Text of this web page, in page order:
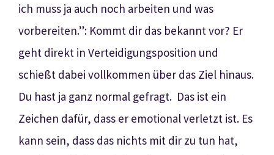
ich muss ja auch noch arbeiten und was
vorbereiten.”: Kommt dir das bekannt vor? Er
geht direkt in Verteidigungsposition und
schießt dabei vollkommen über das Ziel hinaus.
Du hast ja ganz normal gefragt. Das ist ein
Zeichen dafür, dass er emotional verletzt ist. Es
kann sein, dass das nichts mit dir zu tun hat,